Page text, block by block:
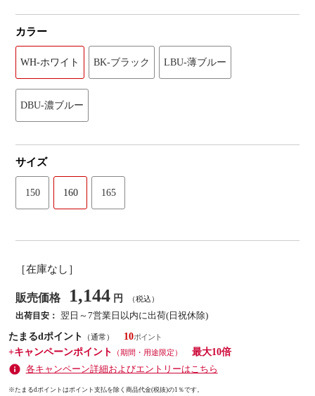
カラー
WH-ホワイト BK-ブラック LBU-薄ブルー
DBU-濃ブルー
サイズ
150 160 165
［在庫なし］
販売価格 1,144 円 （税込）
出荷目安： 翌日～7営業日以内に出荷(日祝休除)
たまるdポイント
（通常）
10
+キャンペーンポイント
（期間・用途限定）
最大10倍
各キャンペーン詳細およびエントリーはこちら
※たまるdポイントはポイント支払を除く商品代金(税抜)の1％です。